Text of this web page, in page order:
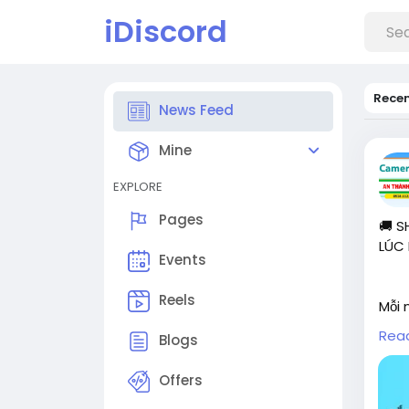
iDiscord
News Feed
Mine
EXPLORE
Pages
Events
Reels
Blogs
Offers
🚚
LÚC
Mỗi
ảnh